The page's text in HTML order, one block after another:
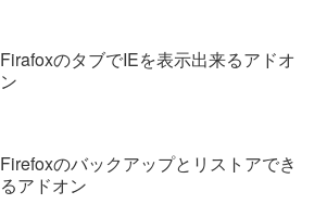
FirafoxのタブでIEを表示出来るアドオ
ン
Firefoxのバックアップとリストアでき
るアドオン